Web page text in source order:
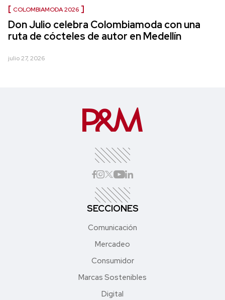
COLOMBIAMODA 2026
Don Julio celebra Colombiamoda con una
ruta de cócteles de autor en Medellín
julio 27, 2026
SECCIONES
Comunicación
Mercadeo
Consumidor
Marcas Sostenibles
Digital